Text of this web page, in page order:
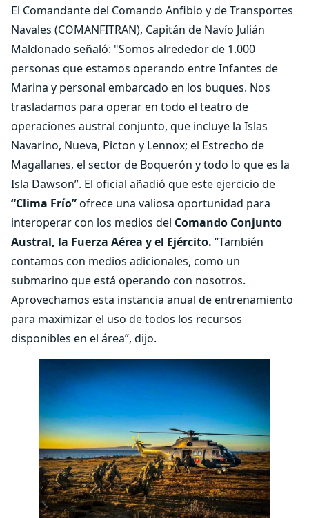
El Comandante del Comando Anfibio y de Transportes
Navales (COMANFITRAN), Capitán de Navío Julián
Maldonado señaló: "Somos alrededor de 1.000
personas que estamos operando entre Infantes de
Marina y personal embarcado en los buques. Nos
trasladamos para operar en todo el teatro de
operaciones austral conjunto, que incluye la Islas
Navarino, Nueva, Picton y Lennox; el Estrecho de
Magallanes, el sector de Boquerón y todo lo que es la
Isla Dawson”. El oficial añadió que este ejercicio de
“Clima Frío”ofrece una valiosa oportunidad para
interoperar con los medios del Comando Conjunto
Austral, la Fuerza Aérea y el Ejército. “También
contamos con medios adicionales, como un
submarino que está operando con nosotros.
Aprovechamos esta instancia anual de entrenamiento
para maximizar el uso de todos los recursos
disponibles en el área”, dijo.